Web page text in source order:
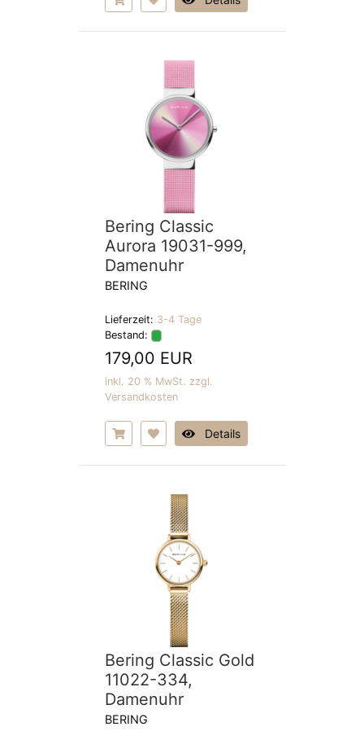
Bering Classic
Aurora 19031-999,
Damenuhr
BERING
Lieferzeit: 3-4 Tage
Bestand:
179,00 EUR
inkl. 20 % MwSt. zzgl.
Versandkosten
Details
Bering Classic Gold
11022-334,
Damenuhr
BERING